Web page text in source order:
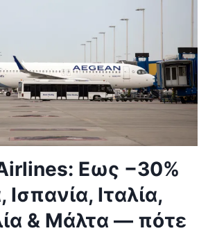
Εως −30%
Ισπανία, Ιταλία,
& Μάλτα — πότε